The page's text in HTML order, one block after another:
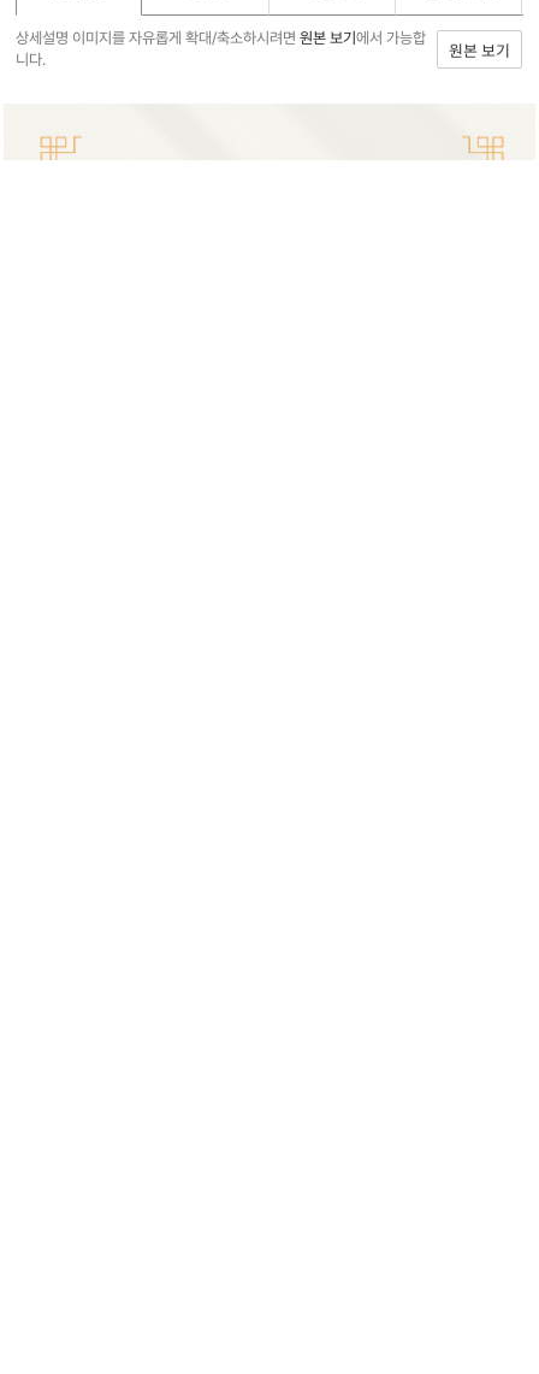
상세설명 이미지를 자유롭게 확대/축소하시려면원본 보기에서 가능합
니다.
원본 보기